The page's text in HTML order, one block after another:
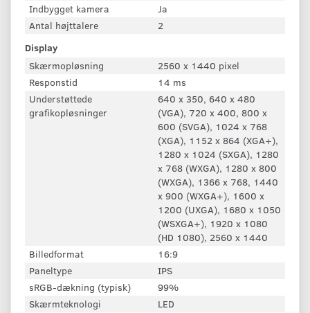
Indbygget kamera
Ja
Antal højttalere
2
Display
Skærmopløsning
2560 x 1440 pixel
Responstid
14 ms
Understøttede
grafikopløsninger
640 x 350, 640 x 480
(VGA), 720 x 400, 800 x
600 (SVGA), 1024 x 768
(XGA), 1152 x 864 (XGA+),
1280 x 1024 (SXGA), 1280
x 768 (WXGA), 1280 x 800
(WXGA), 1366 x 768, 1440
x 900 (WXGA+), 1600 x
1200 (UXGA), 1680 x 1050
(WSXGA+), 1920 x 1080
(HD 1080), 2560 x 1440
Billedformat
16:9
Paneltype
IPS
sRGB-dækning (typisk)
99%
Skærmteknologi
LED